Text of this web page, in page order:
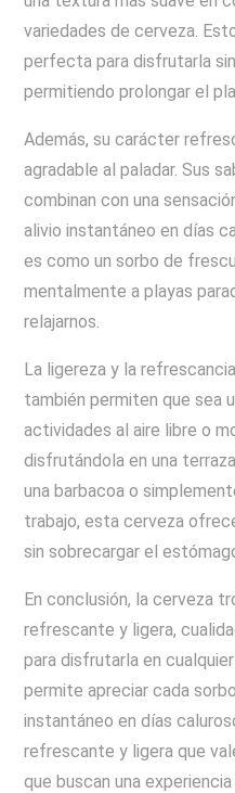
variedades de cerveza.
perfecta para disfrutarla
permitiendo prolongar el
Además, su carácter
agradable al paladar. Sus
combinan con una
alivio instantáneo en días
es como un sorbo de
mentalmente a playas
relajarnos.
La ligereza y la
también permiten que sea
actividades al aire libre o
disfrutándola en una
una barbacoa o
trabajo, esta cerveza
sin sobrecargar el
En conclusión, la cerveza
refrescante y ligera,
para disfrutarla en
permite apreciar cada
instantáneo en días
refrescante y ligera que
que buscan una